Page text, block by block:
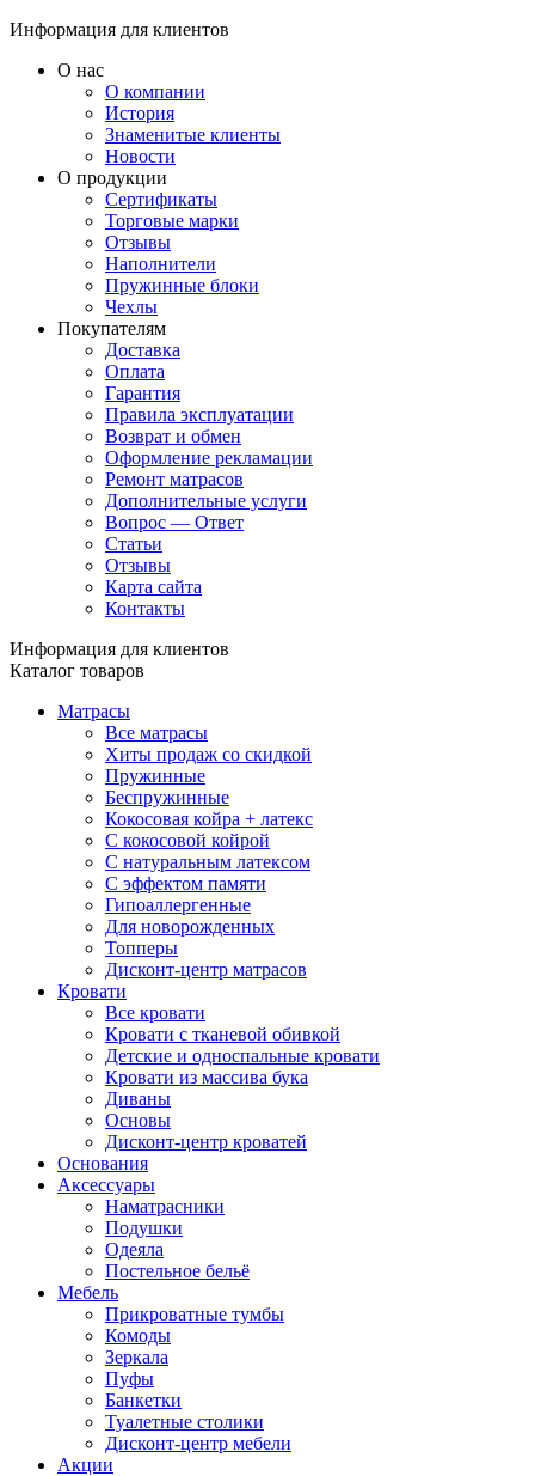
Информация для клиентов
О нас
О компании
История
Знаменитые клиенты
Новости
О продукции
Сертификаты
Торговые марки
Отзывы
Наполнители
Пружинные блоки
Чехлы
Покупателям
Доставка
Оплата
Гарантия
Правила эксплуатации
Возврат и обмен
Оформление рекламации
Ремонт матрасов
Дополнительные услуги
Вопрос — Ответ
Статьи
Отзывы
Карта сайта
Контакты
Информация для клиентов
Каталог товаров
Матрасы
Все матрасы
Хиты продаж со скидкой
Пружинные
Беспружинные
Кокосовая койра + латекс
С кокосовой койрой
С натуральным латексом
С эффектом памяти
Гипоаллергенные
Для новорожденных
Топперы
Дисконт-центр матрасов
Кровати
Все кровати
Кровати с тканевой обивкой
Детские и односпальные кровати
Кровати из массива бука
Диваны
Основы
Дисконт-центр кроватей
Основания
Аксессуары
Наматрасники
Подушки
Одеяла
Постельное бельё
Мебель
Прикроватные тумбы
Комоды
Зеркала
Пуфы
Банкетки
Туалетные столики
Дисконт-центр мебели
Акции